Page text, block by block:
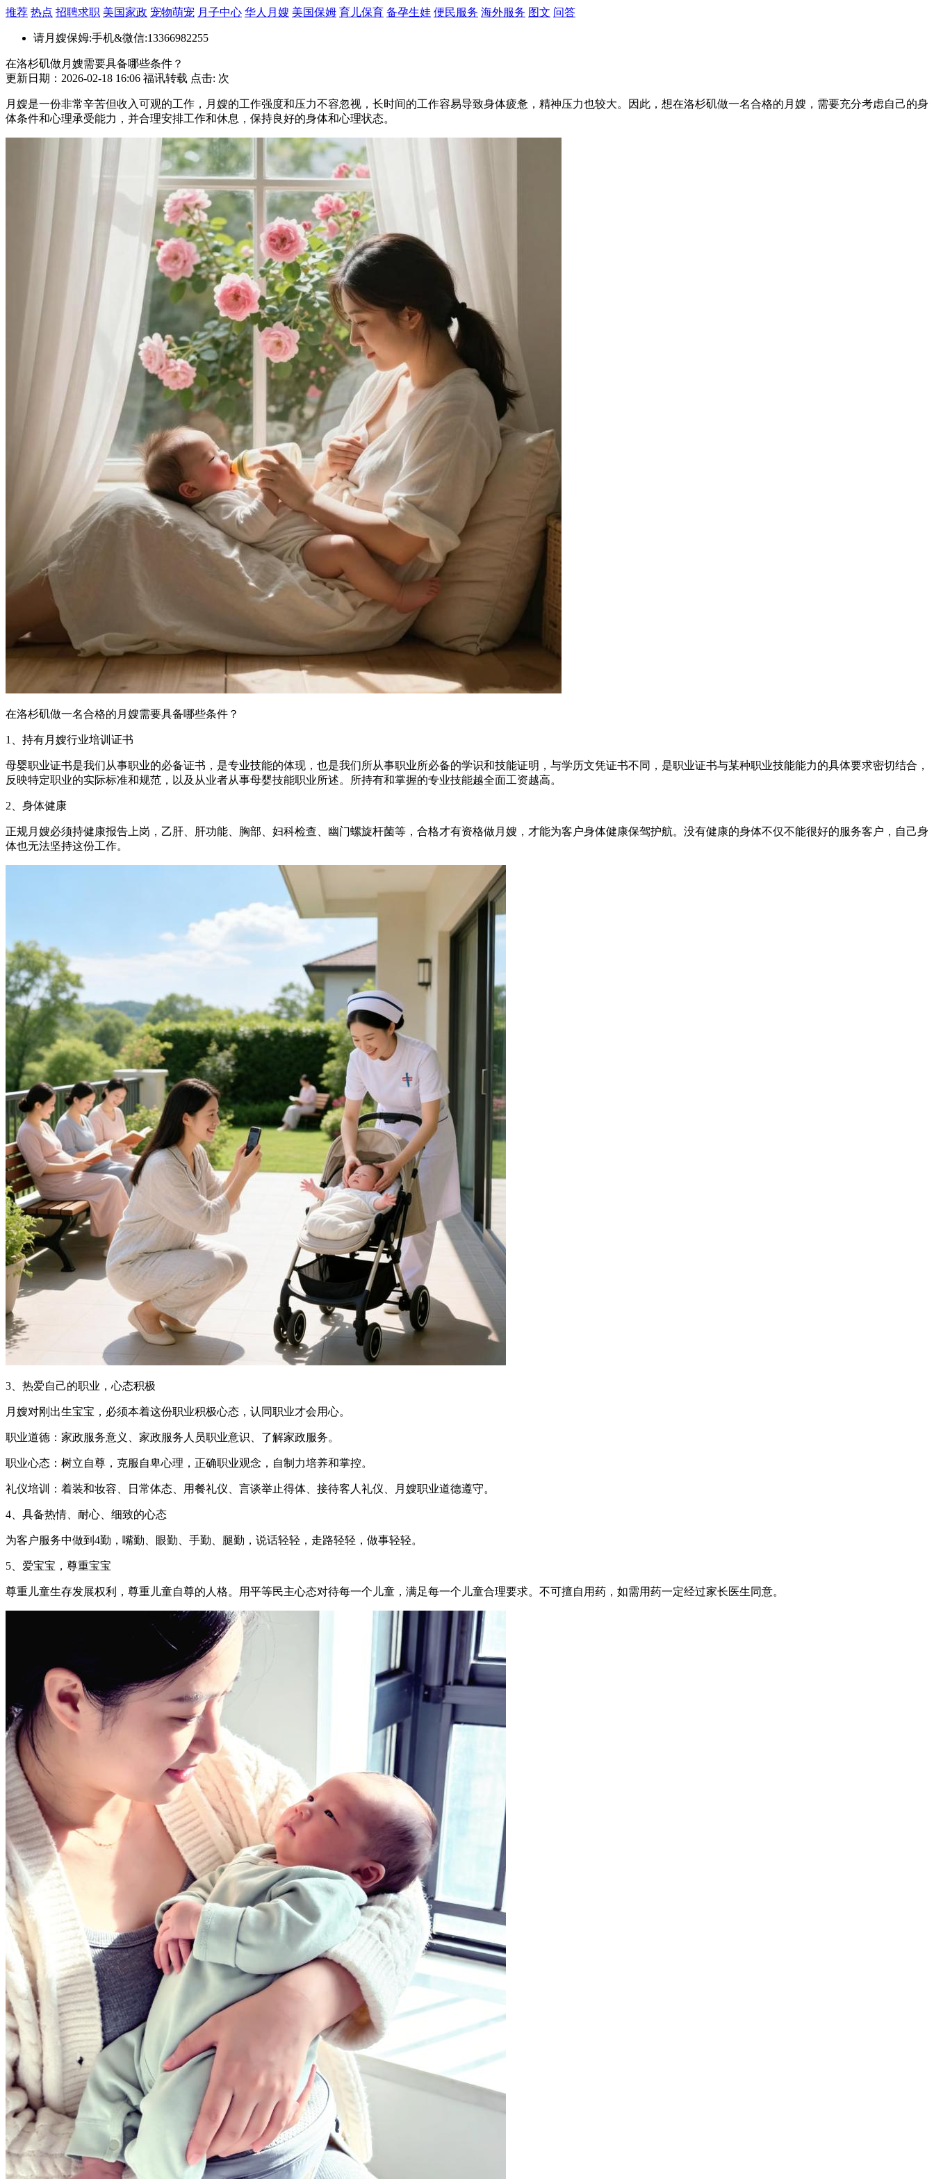
推荐 热点 招聘求职 美国家政 宠物萌宠 月子中心 华人月嫂 美国保姆 育儿保育 备孕生娃 便民服务 海外服务 图文 问答
请月嫂保姆:手机&微信:13366982255
在洛杉矶做月嫂需要具备哪些条件？
更新日期：2026-02-18 16:06 福讯转载 点击: 次
月嫂是一份非常辛苦但收入可观的工作，月嫂的工作强度和压力不容忽视，长时间的工作容易导致身体疲惫，精神压力也较大。因此，想在洛杉矶做一名合格的月嫂，需要充分考虑自己的身
体条件和心理承受能力，并合理安排工作和休息，保持良好的身体和心理状态。
在洛杉矶做一名合格的月嫂需要具备哪些条件？
1、持有月嫂行业培训证书
母婴职业证书是我们从事职业的必备证书，是专业技能的体现，也是我们所从事职业所必备的学识和技能证明，与学历文凭证书不同，是职业证书与某种职业技能能力的具体要求密切结合，
反映特定职业的实际标准和规范，以及从业者从事母婴技能职业所述。所持有和掌握的专业技能越全面工资越高。
2、身体健康
正规月嫂必须持健康报告上岗，乙肝、肝功能、胸部、妇科检查、幽门螺旋杆菌等，合格才有资格做月嫂，才能为客户身体健康保驾护航。没有健康的身体不仅不能很好的服务客户，自己身
体也无法坚持这份工作。
3、热爱自己的职业，心态积极
月嫂对刚出生宝宝，必须本着这份职业积极心态，认同职业才会用心。
职业道德：家政服务意义、家政服务人员职业意识、了解家政服务。
职业心态：树立自尊，克服自卑心理，正确职业观念，自制力培养和掌控。
礼仪培训：着装和妆容、日常体态、用餐礼仪、言谈举止得体、接待客人礼仪、月嫂职业道德遵守。
4、具备热情、耐心、细致的心态
为客户服务中做到4勤，嘴勤、眼勤、手勤、腿勤，说话轻轻，走路轻轻，做事轻轻。
5、爱宝宝，尊重宝宝
尊重儿童生存发展权利，尊重儿童自尊的人格。用平等民主心态对待每一个儿童，满足每一个儿童合理要求。不可擅自用药，如需用药一定经过家长医生同意。